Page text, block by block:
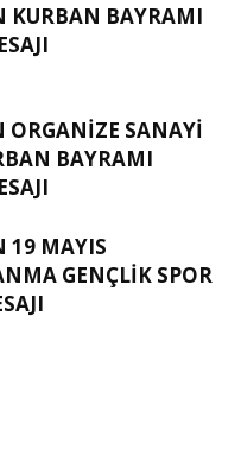
KURBAN BAYRAMI
ORGANIZE SANAYI
BAYRAMI
19 MAYIS
GENÇLİK SPOR